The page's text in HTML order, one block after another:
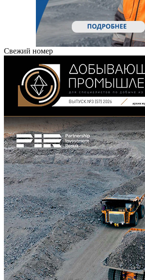
Свежий номер